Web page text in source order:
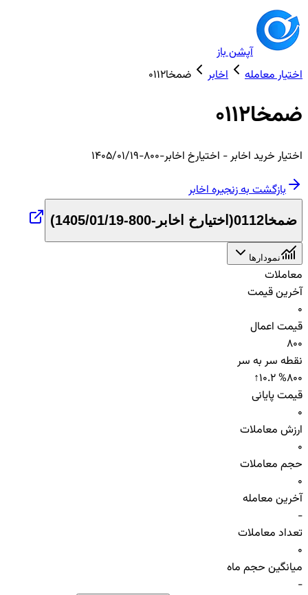
آپشن باز
اختیار معامله
اخابر ضمخا0112
ضمخا0112
اختیار خرید اخابر- اختیارخ اخابر-800-1405/01/19
بازگشت به زنجیرهاخابر
ضمخا0112 ( اختیارخ اخابر-800-1405/01/19 )
نمودارها
معاملات
آخرین قیمت
0
قیمت اعمال
800
نقطه سر به سر
800
↑10.2 %
قیمت پایانی
0
ارزش معاملات
0
حجم معاملات
0
آخرین معامله
-
تعداد معاملات
0
میانگین حجم ماه
-